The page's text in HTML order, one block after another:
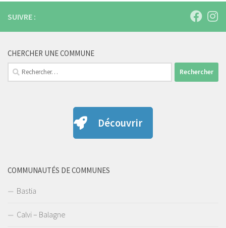
SUIVRE :
CHERCHER UNE COMMUNE
Rechercher :
Découvrir
COMMUNAUTÉS DE COMMUNES
Bastia
Calvi – Balagne